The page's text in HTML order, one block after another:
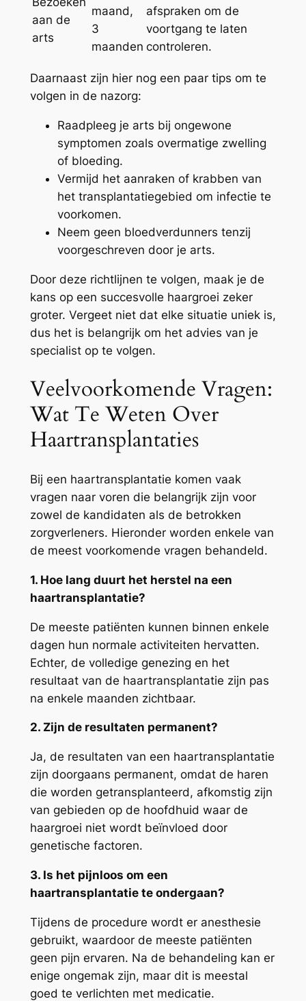
aan de
arts
maand,
3
maanden
afspraken om de
voortgang te laten
controleren.
Daarnaast zijn hier nog een paar tips om te
volgen in de nazorg:
Raadpleeg je arts bij ongewone
symptomen zoals overmatige zwelling
of bloeding.
Vermijd het aanraken of krabben van
het transplantatiegebied om infectie te
voorkomen.
Neem geen bloedverdunners tenzij
voorgeschreven door je arts.
Door deze richtlijnen te volgen, maak je de
kans op een succesvolle haargroei zeker
groter. Vergeet niet dat elke situatie uniek is,
dus het is belangrijk om het advies van je
specialist op te volgen.
Veelvoorkomende Vragen:
Wat Te Weten Over
Haartransplantaties
Bij een haartransplantatie komen vaak
vragen naar voren die belangrijk zijn voor
zowel de kandidaten als de betrokken
zorgverleners. Hieronder worden enkele van
de meest voorkomende vragen behandeld.
1. Hoe lang duurt het herstel na een
haartransplantatie?
De meeste patiënten kunnen binnen enkele
dagen hun normale activiteiten hervatten.
Echter, de volledige genezing en het
resultaat van de haartransplantatie zijn pas
na enkele maanden zichtbaar.
2. Zijn de resultaten permanent?
Ja, de resultaten van een haartransplantatie
zijn doorgaans permanent, omdat de haren
die worden getransplanteerd, afkomstig zijn
van gebieden op de hoofdhuid waar de
haargroei niet wordt beïnvloed door
genetische factoren.
3. Is het pijnloos om een
haartransplantatie te ondergaan?
Tijdens de procedure wordt er anesthesie
gebruikt, waardoor de meeste patiënten
geen pijn ervaren. Na de behandeling kan er
enige ongemak zijn, maar dit is meestal
goed te verlichten met medicatie.